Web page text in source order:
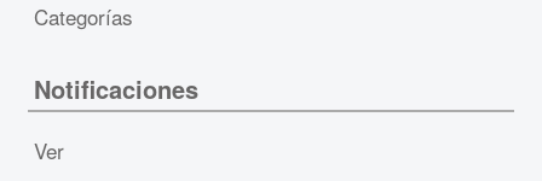
Categorías
Notificaciones
Ver